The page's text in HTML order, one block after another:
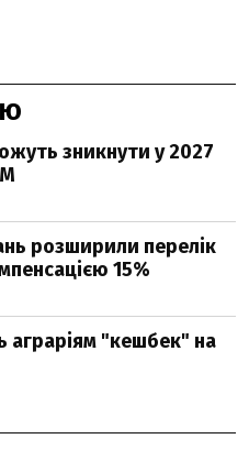
зникнути у 2027
розширили перелік
15%
аграріям "кешбек" на